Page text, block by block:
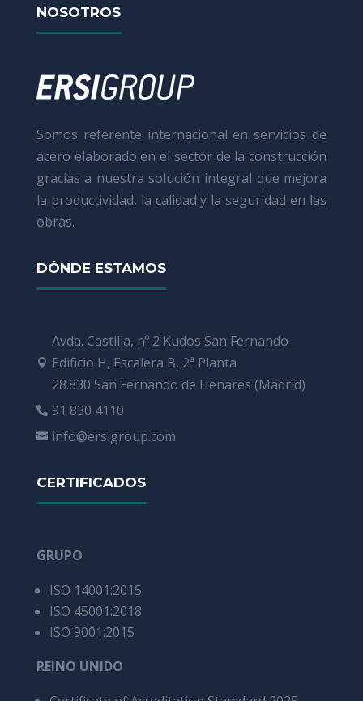
NOSOTROS
Somos referente internacional en servicios de
acero elaborado en el sector de la construcción
gracias a nuestra solución integral que mejora
la productividad, la calidad y la seguridad en las
obras.
DÓNDE ESTAMOS

Avda. Castilla, nº 2 Kudos San Fernando
Edificio H, Escalera B, 2ª Planta
28.830 San Fernando de Henares (Madrid)
 91 830 4110
 info@ersigroup.com
CERTIFICADOS
GRUPO
ISO 14001:2015
ISO 45001:2018
ISO 9001:2015
REINO UNIDO